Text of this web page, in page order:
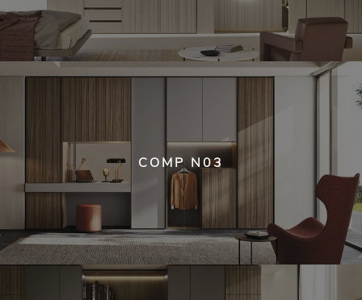
COMP N03